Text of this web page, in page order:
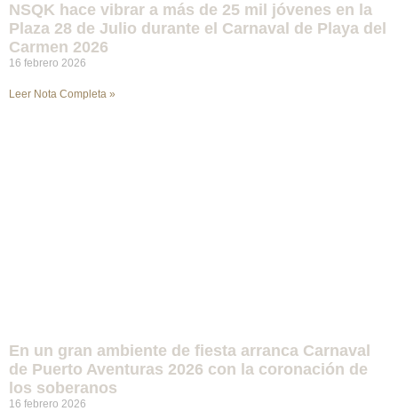
NSQK hace vibrar a más de 25 mil jóvenes en la
Plaza 28 de Julio durante el Carnaval de Playa del
Carmen 2026
16 febrero 2026
Leer Nota Completa »
En un gran ambiente de fiesta arranca Carnaval
de Puerto Aventuras 2026 con la coronación de
los soberanos
16 febrero 2026